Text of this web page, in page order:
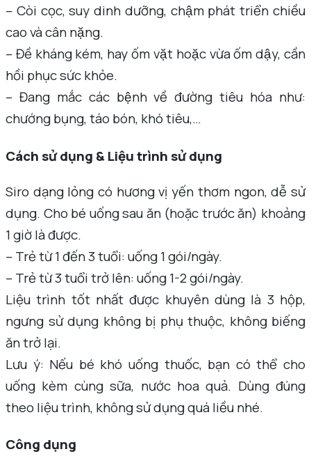
– Còi cọc, suy dinh dưỡng, chậm phát triển chiều
cao và cân nặng.
– Đề kháng kém, hay ốm vặt hoặc vừa ốm dậy, cần
hồi phục sức khỏe.
– Đang mắc các bệnh về đường tiêu hóa như:
chướng bụng, táo bón, khó tiêu,…
Cách sử dụng & Liệu trình sử dụng
Siro dạng lỏng có hương vị yến thơm ngon, dễ sử
dụng. Cho bé uống sau ăn (hoặc trước ăn) khoảng
1 giờ là được.
– Trẻ từ 1 đến 3 tuổi: uống 1 gói/ngày.
– Trẻ từ 3 tuổi trở lên: uống 1-2 gói/ngày.
Liệu trình tốt nhất được khuyên dùng là 3 hộp,
ngưng sử dụng không bị phụ thuộc, không biếng
ăn trở lại.
Lưu ý: Nếu bé khó uống thuốc, bạn có thể cho
uống kèm cùng sữa, nước hoa quả. Dùng đúng
theo liệu trình, không sử dụng quá liều nhé.
Công dụng